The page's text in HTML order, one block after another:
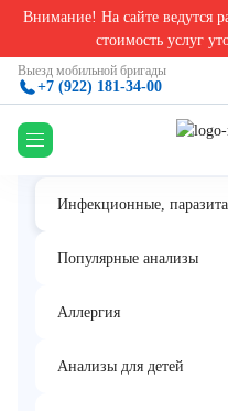
Внимание! На сайте ведутся
стоимость услуг
Выезд мобильной бригады
+7 (922) 181-34-00
Анализы на грибки,
HAV, РНК [реал-
Инфекционные,
Популярные анализы
Аллергия
Анализы для детей